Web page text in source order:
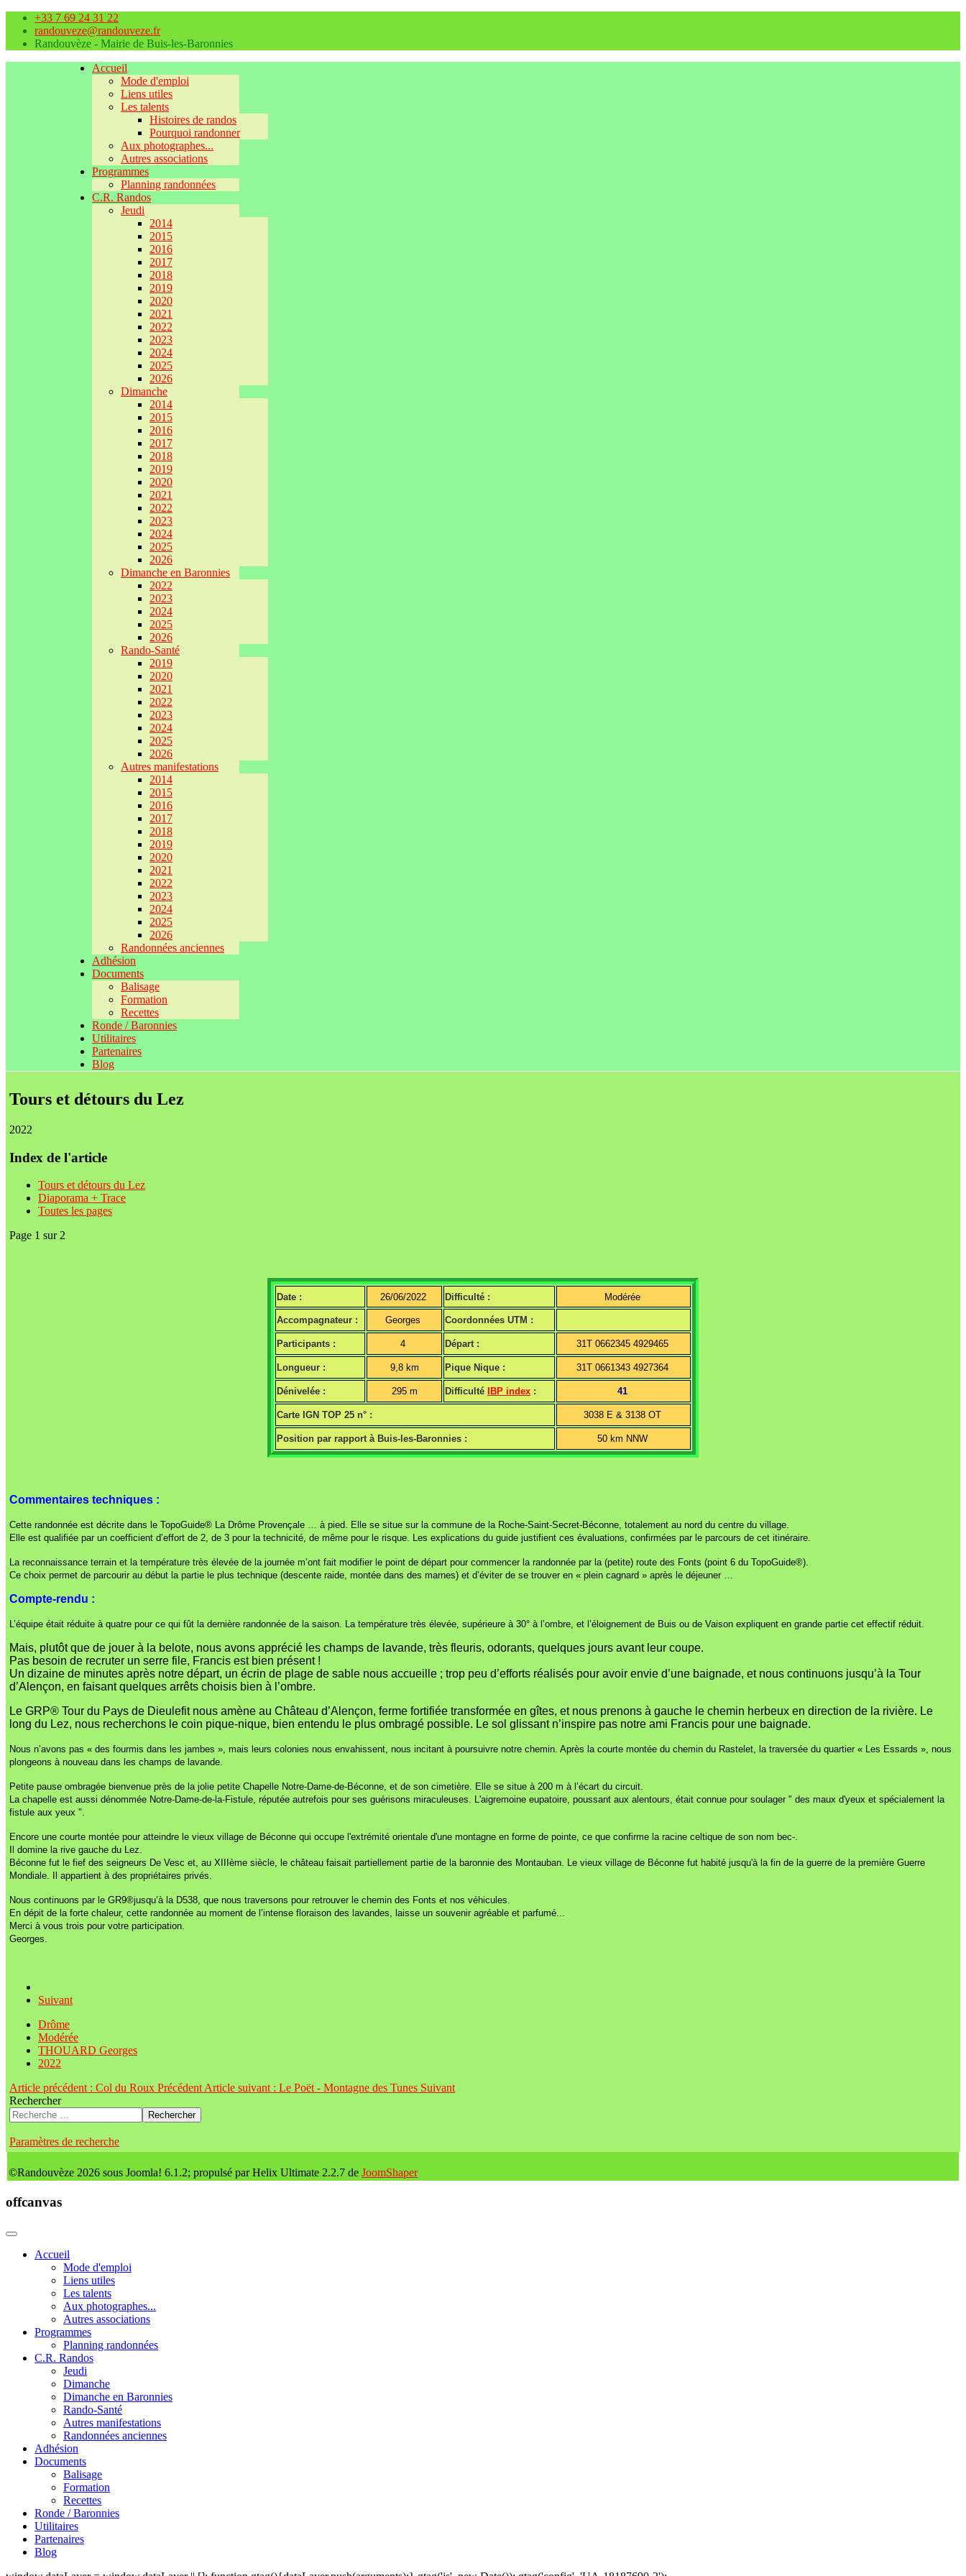
+33 7 69 24 31 22
randouveze@randouveze.fr
Randouvèze - Mairie de Buis-les-Baronnies
Accueil
Mode d'emploi
Liens utiles
Les talents
Histoires de randos
Pourquoi randonner
Aux photographes...
Autres associations
Programmes
Planning randonnées
C.R. Randos
Jeudi
2014
2015
2016
2017
2018
2019
2020
2021
2022
2023
2024
2025
2026
Dimanche
2014
2015
2016
2017
2018
2019
2020
2021
2022
2023
2024
2025
2026
Dimanche en Baronnies
2022
2023
2024
2025
2026
Rando-Santé
2019
2020
2021
2022
2023
2024
2025
2026
Autres manifestations
2014
2015
2016
2017
2018
2019
2020
2021
2022
2023
2024
2025
2026
Randonnées anciennes
Adhésion
Documents
Balisage
Formation
Recettes
Ronde / Baronnies
Utilitaires
Partenaires
Blog
Tours et détours du Lez
2022
Index de l'article
Tours et détours du Lez
Diaporama + Trace
Toutes les pages
Page 1 sur 2
Date : 26/06/2022 Difficulté : Modérée
Accompagnateur : Georges Coordonnées UTM :
Participants : 4 Départ : 31T 0662345 4929465
Longueur : 9,8 km Pique Nique : 31T 0661343 4927364
Dénivelée : 295 m Difficulté IBP index : 41
Carte IGN TOP 25 n° : 3038 E & 3138 OT
Position par rapport à Buis-les-Baronnies : 50 km NNW
Commentaires techniques :
Cette randonnée est décrite dans le TopoGuide® La Drôme Provençale … à pied. Elle se situe sur la commune de la Roche-Saint-Secret-Béconne, totalement au nord du centre du village.
Elle est qualifiée par un coefficient d’effort de 2, de 3 pour la technicité, de même pour le risque. Les explications du guide justifient ces évaluations, confirmées par le parcours de cet itinéraire.
La reconnaissance terrain et la température très élevée de la journée m’ont fait modifier le point de départ pour commencer la randonnée par la (petite) route des Fonts (point 6 du TopoGuide®).
Ce choix permet de parcourir au début la partie le plus technique (descente raide, montée dans des marnes) et d’éviter de se trouver en « plein cagnard » après le déjeuner …
Compte-rendu :
L’équipe était réduite à quatre pour ce qui fût la dernière randonnée de la saison. La température très élevée, supérieure à 30° à l’ombre, et l’éloignement de Buis ou de Vaison expliquent en grande partie cet effectif réduit.
Mais, plutôt que de jouer à la belote, nous avons apprécié les champs de lavande, très fleuris, odorants, quelques jours avant leur coupe.
Pas besoin de recruter un serre file, Francis est bien présent !
Un dizaine de minutes après notre départ, un écrin de plage de sable nous accueille ; trop peu d’efforts réalisés pour avoir envie d’une baignade, et nous continuons jusqu’à la Tour
d’Alençon, en faisant quelques arrêts choisis bien à l’ombre.
Le GRP® Tour du Pays de Dieulefit nous amène au Château d’Alençon, ferme fortifiée transformée en gîtes, et nous prenons à gauche le chemin herbeux en direction de la rivière. Le
long du Lez, nous recherchons le coin pique-nique, bien entendu le plus ombragé possible. Le sol glissant n’inspire pas notre ami Francis pour une baignade.
Nous n’avons pas « des fourmis dans les jambes », mais leurs colonies nous envahissent, nous incitant à poursuivre notre chemin. Après la courte montée du chemin du Rastelet, la traversée du quartier « Les Essards », nous
plongeons à nouveau dans les champs de lavande.
Petite pause ombragée bienvenue près de la jolie petite Chapelle Notre-Dame-de-Béconne, et de son cimetière. Elle se situe à 200 m à l’écart du circuit.
La chapelle est aussi dénommée Notre-Dame-de-la-Fistule, réputée autrefois pour ses guérisons miraculeuses. L'aigremoine eupatoire, poussant aux alentours, était connue pour soulager " des maux d'yeux et spécialement la
fistule aux yeux ".
Encore une courte montée pour atteindre le vieux village de Béconne qui occupe l'extrémité orientale d'une montagne en forme de pointe, ce que confirme la racine celtique de son nom bec-.
Il domine la rive gauche du Lez.
Béconne fut le fief des seigneurs De Vesc et, au XIIIème siècle, le château faisait partiellement partie de la baronnie des Montauban. Le vieux village de Béconne fut habité jusqu'à la fin de la guerre de la première Guerre
Mondiale. Il appartient à des propriétaires privés.
Nous continuons par le GR9®jusqu’à la D538, que nous traversons pour retrouver le chemin des Fonts et nos véhicules.
En dépit de la forte chaleur, cette randonnée au moment de l’intense floraison des lavandes, laisse un souvenir agréable et parfumé...
Merci à vous trois pour votre participation.
Georges.
Suivant
Drôme
Modérée
THOUARD Georges
2022
Article précédent : Col du Roux Précédent Article suivant : Le Poët - Montagne des Tunes Suivant
Rechercher
Rechercher
Paramètres de recherche
©Randouvèze 2026 sous Joomla! 6.1.2; propulsé par Helix Ultimate 2.2.7 de JoomShaper
offcanvas
Accueil
Mode d'emploi
Liens utiles
Les talents
Aux photographes...
Autres associations
Programmes
Planning randonnées
C.R. Randos
Jeudi
Dimanche
Dimanche en Baronnies
Rando-Santé
Autres manifestations
Randonnées anciennes
Adhésion
Documents
Balisage
Formation
Recettes
Ronde / Baronnies
Utilitaires
Partenaires
Blog